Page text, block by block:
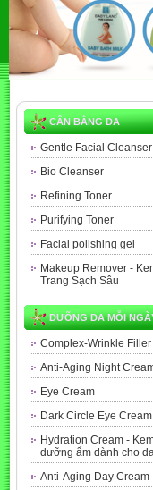
CÂN BẰNG DA
Gentle Facial Cleanser
Bio Cleanser
Refining Toner
Purifying Toner
Facial polishing gel
Makeup Remover -
Trang Sạch Sâu
DƯỠNG DA MỖI
Complex-Wrinkle Filler
Anti-Aging Night
Eye Cream
Dark Circle Eye Cream
Hydration Cream -
dưỡng ẩm dành cho
Anti-Aging Day Cream